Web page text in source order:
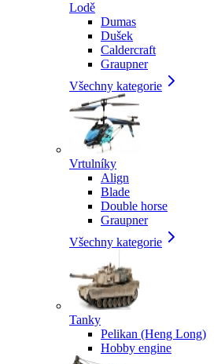
Lodě
Dumas
Dušek
Caldercraft
Graupner
Všechny kategorie
Vrtulníky
Align
Blade
Double horse
Graupner
Všechny kategorie
Tanky
Pelikan (Heng Long)
Hobby engine